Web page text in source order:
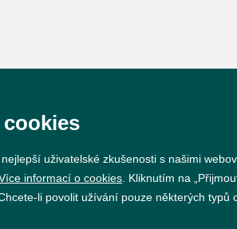
VytvořilwebProgress
uživatelské zkušenosti s našimi
informací o cookies . Kliknutím na
li povolit užívání pouze některých typů